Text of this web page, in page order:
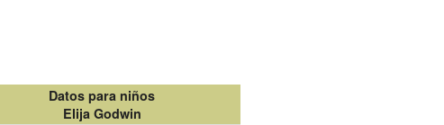
Datos para niños
Elija Godwin